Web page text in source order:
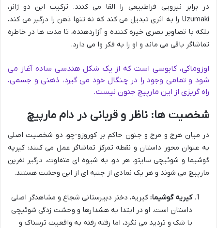
در برابر نیرویی فراطبیعی را القا می کنند. ترکیب این دو ژانر،
Uzumaki را به اثری تبدیل می کند که نه تنها ذهن را درگیر می کند،
بلکه با تصاویر بصری خیره کننده و آزاردهنده، تا مدت ها در خاطره
تماشاگر باقی می ماند و او را به فکر وا می دارد.
اوزوماکی، کابوسی است که از یک شکل هندسی ساده آغاز می
شود و تمامی وجود را در چنگال خود می گیرد، ذهنی و جسمی،
راه گریزی از این مارپیچ جنون نیست.
شخصیت ها: ناظر و قربانی در دام مارپیچ
در میان هرج و مرج و جنون حاکم بر کوروزو-چو، دو شخصیت اصلی
به عنوان محور داستان و نقطه تمرکز تماشاگر عمل می کنند: کیریه
گوشیما و شوئیچی سایتو. هر دو، به شیوه ای متفاوت، درگیر نفرین
مارپیچ می شوند و هر یک نمادی از جنبه ای از این وحشت هستند.
کیریه گوشیما: کیریه، دختر دبیرستانی شجاع و مشاهدگر اصلی
داستان است. او در ابتدا به هشدارها و وحشت زدگی شوئیچی
با شک و تردید می نگرد، اما رفته رفته به واقعیت ترسناک و